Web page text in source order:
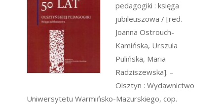
pedagogiki : księga
jubileuszowa / [red.
Joanna Ostrouch-
Kamińska, Urszula
Pulińska, Maria
Radziszewska]. –
Olsztyn : Wydawnictwo
Uniwersytetu Warmińsko-Mazurskiego, cop.